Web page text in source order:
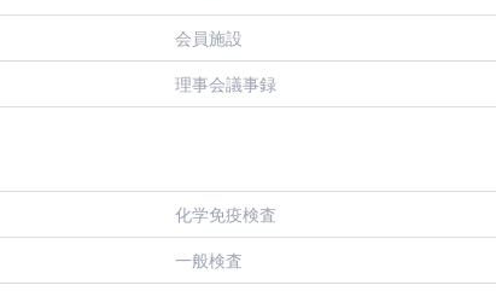
会員施設
理事会議事録
化学免疫検査
一般検査